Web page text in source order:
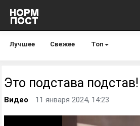
Лучшее Свежее Топ
Это подстава подстав!
Видео 11 января 2024, 14:23